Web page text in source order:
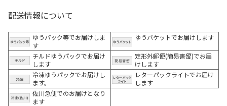
配送情報について
ゆうパック等でお届けしま
す
ゆうパケットでお届けします
チルドゆうパックでお届け
します
定形外郵便(簡易書留)でお届
けします
冷凍ゆうパックでお届けし
ます。
レターパックライトでお届け
します
佐川急便でのお届けとなり
ます